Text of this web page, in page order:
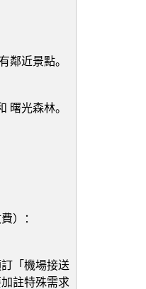
鄰近景點。
曙光森林。
）：
「機場接送
註特殊需求